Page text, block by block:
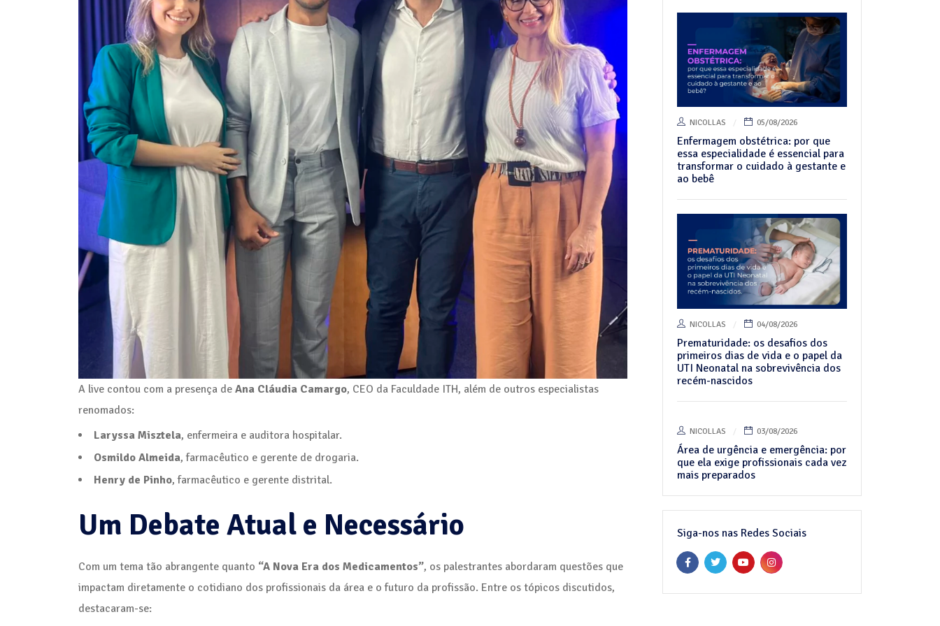
A live contou com a presença de Ana Cláudia Camargo, CEO da Faculdade ITH, além de outros especialistas
renomados:
Laryssa Misztela, enfermeira e auditora hospitalar.
Osmildo Almeida, farmacêutico e gerente de drogaria.
Henry de Pinho, farmacêutico e gerente distrital.
Um Debate Atual e Necessário
Com um tema tão abrangente quanto “A Nova Era dos Medicamentos”, os palestrantes abordaram questões que
impactam diretamente o cotidiano dos profissionais da área e o futuro da profissão. Entre os tópicos discutidos,
destacaram-se:
NICOLLAS 05/08/2026
Enfermagem obstétrica: por que
essa especialidade é essencial para
transformar o cuidado à gestante e
ao bebê
NICOLLAS 04/08/2026
Prematuridade: os desafios dos
primeiros dias de vida e o papel da
UTI Neonatal na sobrevivência dos
recém-nascidos
NICOLLAS 03/08/2026
Área de urgência e emergência: por
que ela exige profissionais cada vez
mais preparados
Siga-nos nas Redes Sociais